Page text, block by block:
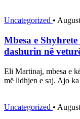
Uncategorized •
Mbesa e
dashurin në
Eli Martinaj, mbesa e
më lidhjen e saj. Ajo
Uncategorized •